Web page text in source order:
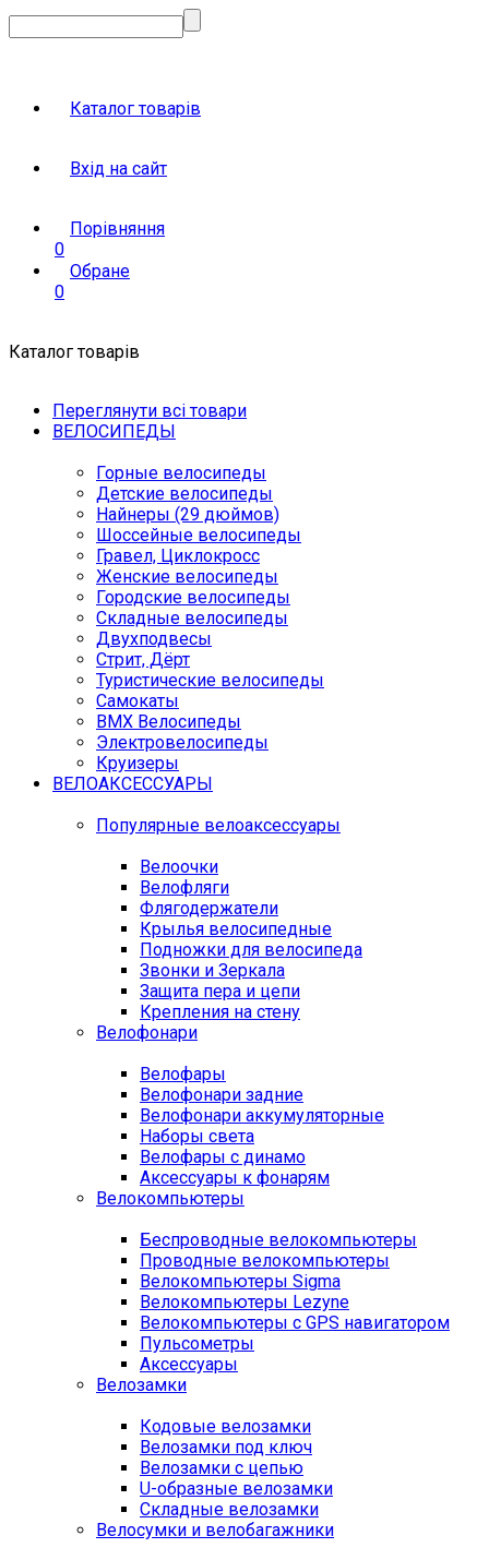
Каталог товарів
Вхід на сайт
Порівняння
0
Обране
0
Каталог товарів
Переглянути всі товари
ВЕЛОСИПЕДЫ
Горные велосипеды
Детские велосипеды
Найнеры (29 дюймов)
Шоссейные велосипеды
Гравел, Циклокросс
Женские велосипеды
Городcкие велосипеды
Складные велосипеды
Двухподвесы
Стрит, Дёрт
Туристические велосипеды
Самокаты
BMX Велосипеды
Электровелосипеды
Круизеры
ВЕЛОАКСЕССУАРЫ
Популярные велоаксессуары
Велоочки
Велофляги
Флягодержатели
Крылья велосипедные
Подножки для велосипеда
Звонки и Зеркала
Защита пера и цепи
Крепления на стену
Велофонари
Велофары
Велофонари задние
Велофонари аккумуляторные
Наборы света
Велофары с динамо
Аксессуары к фонарям
Велокомпьютеры
Беспроводные велокомпьютеры
Проводные велокомпьютеры
Велокомпьютеры Sigma
Велокомпьютеры Lezyne
Велокомпьютеры с GPS навигатором
Пульсометры
Аксессуары
Велозамки
Кодовые велозамки
Велозамки под ключ
Велозамки с цепью
U-образные велозамки
Складные велозамки
Велосумки и велобагажники